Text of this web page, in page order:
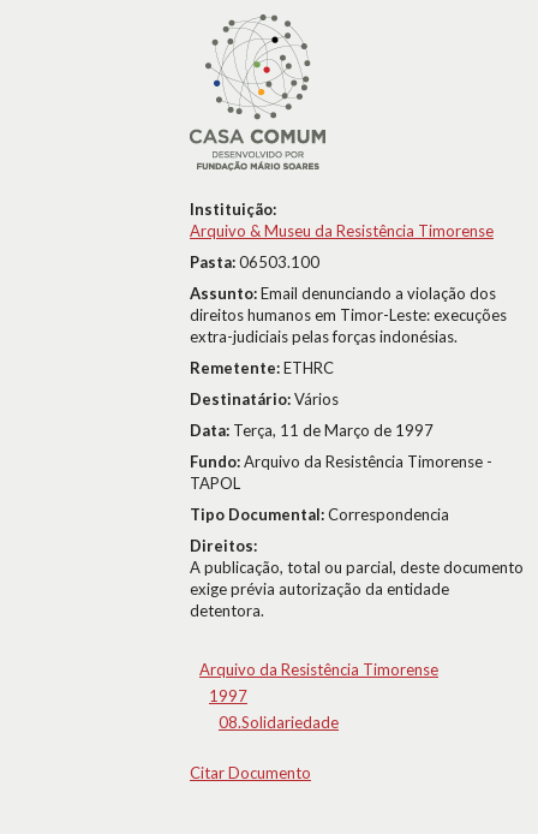
Instituição:
Arquivo & Museu da Resistência Timorense
Pasta:06503.100
Assunto:Email denunciando a violação dos
direitos humanos em Timor-Leste: execuções
extra-judiciais pelas forças indonésias.
Remetente:ETHRC
Destinatário:Vários
Data: Terça, 11 de Março de 1997
Fundo:Arquivo da Resistência Timorense -
TAPOL
Tipo Documental:Correspondencia
Direitos:
A publicação, total ou parcial, deste documento
exige prévia autorização da entidade
detentora.
Arquivo da Resistência Timorense
1997
08.Solidariedade
Citar Documento